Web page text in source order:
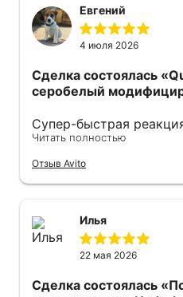
Евгений
4 июля 2026
Сделка состоялась
серобелый
Супер-быстрая
Оперативно отправили
Рекомендую.
Читать полностью
Отзыв Avito
Илья
22 мая 2026
Сделка состоялась